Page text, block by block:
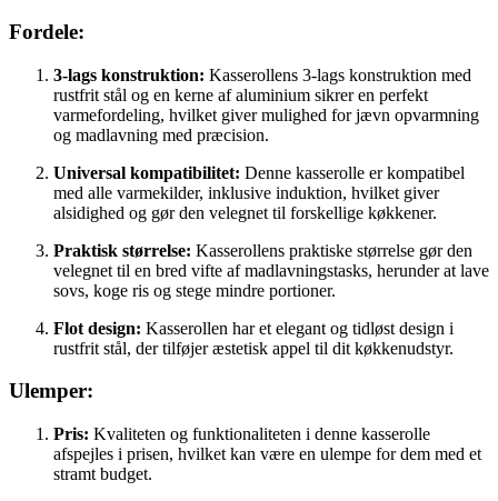
Fordele:
3-lags konstruktion: Kasserollens 3-lags konstruktion med
rustfrit stål og en kerne af aluminium sikrer en perfekt
varmefordeling, hvilket giver mulighed for jævn opvarmning
og madlavning med præcision.
Universal kompatibilitet: Denne kasserolle er kompatibel
med alle varmekilder, inklusive induktion, hvilket giver
alsidighed og gør den velegnet til forskellige køkkener.
Praktisk størrelse: Kasserollens praktiske størrelse gør den
velegnet til en bred vifte af madlavningstasks, herunder at lave
sovs, koge ris og stege mindre portioner.
Flot design: Kasserollen har et elegant og tidløst design i
rustfrit stål, der tilføjer æstetisk appel til dit køkkenudstyr.
Ulemper:
Pris: Kvaliteten og funktionaliteten i denne kasserolle
afspejles i prisen, hvilket kan være en ulempe for dem med et
stramt budget.